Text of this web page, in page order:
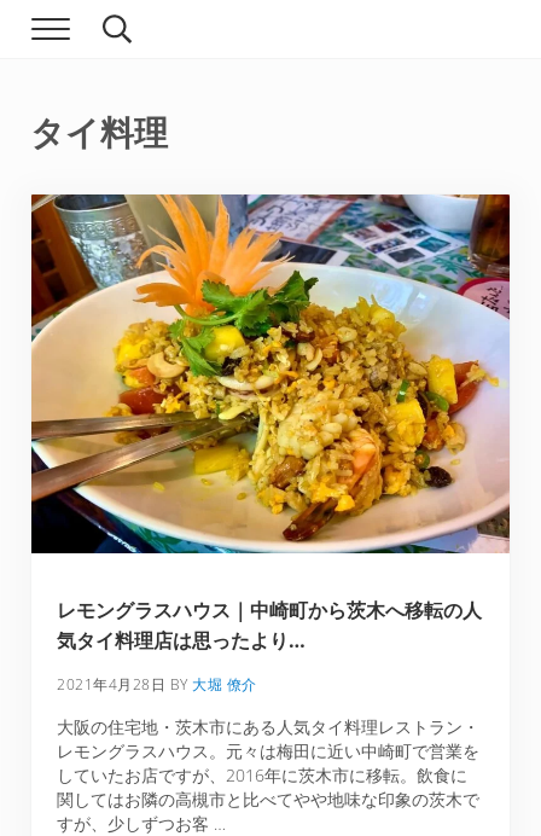
Skip to main content
Skip to header right navigation
Skip to site footer
現実逃避.com
食べ歩き、一人旅…そして時々家族旅行
Menu Search...
タイ料理
レモングラスハウス｜中崎町から茨木へ移転の人
気タイ料理店は思ったより…
2021年4月28日 BY大堀 僚介
大阪の住宅地・茨木市にある人気タイ料理レストラン・
レモングラスハウス。元々は梅田に近い中崎町で営業を
していたお店ですが、2016年に茨木市に移転。飲食に
関してはお隣の高槻市と比べてやや地味な印象の茨木で
すが、少しずつお客 …